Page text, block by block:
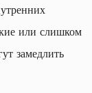
или слишком
замедлить